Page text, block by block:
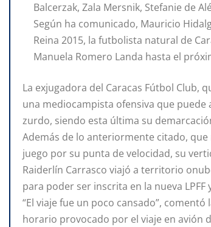
Balcerzak, Zala Mersnik, Stefanie de
Según ha comunicado, Mauricio
Reina 2015, la futbolista natural de
Manuela Romero Landa hasta el
La exjugadora del Caracas Fútbol Club,
una mediocampista ofensiva que
zurdo, siendo esta última su
Además de lo anteriormente citado,
juego por su punta de velocidad, su
Raiderlín Carrasco viajó a territorio
para poder ser inscrita en la nueva
“El viaje fue un poco cansado”,
horario provocado por el viaje en avión